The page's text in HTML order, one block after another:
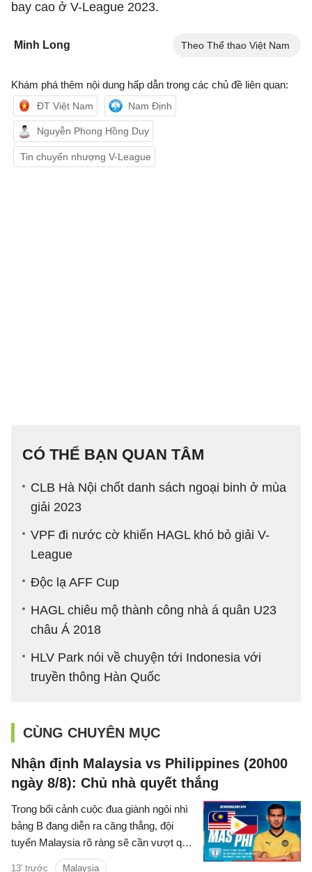
bay cao ở V-League 2023.
Minh Long Theo Thể thao Việt Nam
Khám phá thêm nội dung hấp dẫn trong các chủ đề liên quan:
ĐT Việt Nam Nam Định
Nguyễn Phong Hồng Duy
Tin chuyển nhượng V-League
CÓ THỂ BẠN QUAN TÂM
CLB Hà Nội chốt danh sách ngoại binh ở mùa
giải 2023
VPF đi nước cờ khiến HAGL khó bỏ giải V-
League
Độc lạ AFF Cup
HAGL chiêu mộ thành công nhà á quân U23
châu Á 2018
HLV Park nói về chuyện tới Indonesia với
truyền thông Hàn Quốc
CÙNG CHUYÊN MỤC
Nhận định Malaysia vs Philippines (20h00
ngày 8/8): Chủ nhà quyết thắng
Trong bối cảnh cuộc đua giành ngôi nhì
bảng B đang diễn ra căng thẳng, đội
tuyển Malaysia rõ ràng sẽ cần vượt qua
Philippines để chắc suất đi tiếp.
13' trước Malaysia